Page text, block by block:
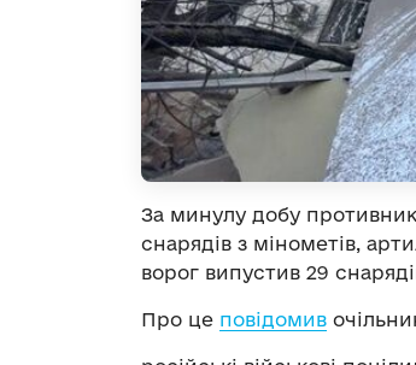
За минулу добу
снарядів з мінометів,
ворог випустив 29
Про це повідомив